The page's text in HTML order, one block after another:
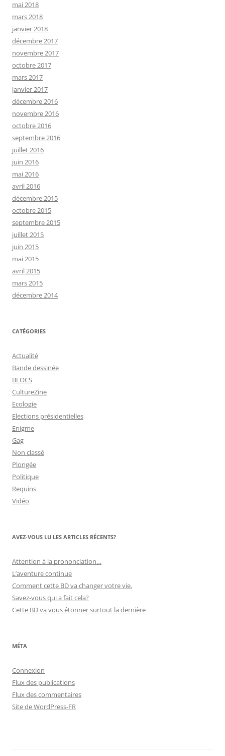
mai 2018
mars 2018
janvier 2018
décembre 2017
novembre 2017
octobre 2017
mars 2017
janvier 2017
décembre 2016
novembre 2016
octobre 2016
septembre 2016
juillet 2016
juin 2016
mai 2016
avril 2016
décembre 2015
octobre 2015
septembre 2015
juillet 2015
juin 2015
mai 2015
avril 2015
mars 2015
décembre 2014
CATÉGORIES
Actualité
Bande dessinée
BLOCS
CultureZine
Ecologie
Elections présidentielles
Enigme
Gag
Non classé
Plongée
Politique
Requins
Vidéo
AVEZ-VOUS LU LES ARTICLES RÉCENTS?
Attention à la prononciation…
L’aventure continue
Comment cette BD va changer votre vie.
Savez-vous qui a fait cela?
Cette BD va vous étonner surtout la dernière
MÉTA
Connexion
Flux des publications
Flux des commentaires
Site de WordPress-FR